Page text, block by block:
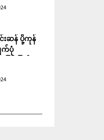
ဆင်းခဲ့
းဆန် ပို့ကုန်
က်ပုံ
ြင့် ပြည်ပမှ